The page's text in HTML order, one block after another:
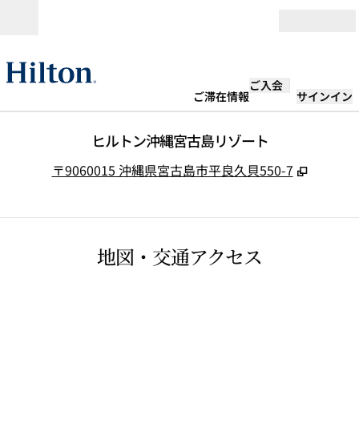
ご滞在情報
ご入会
サインイン
ヒルトン沖縄宮古島リゾート
〒9060015 沖縄県宮古島市平良久貝550-7 ,
地図・交通アクセス